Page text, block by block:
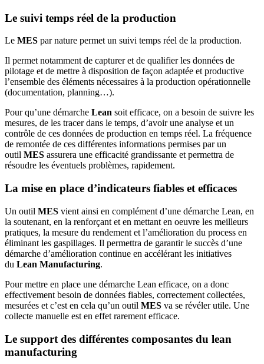
Le suivi temps réel de la production
Le MES par nature permet un suivi temps réel de la production.
Il permet notamment de capturer et de qualifier les données de
pilotage et de mettre à disposition de façon adaptée et productive
l’ensemble des éléments nécessaires à la production opérationnelle
(documentation, planning…).
Pour qu’une démarche Lean soit efficace, on a besoin de suivre les
mesures, de les tracer dans le temps, d’avoir une analyse et un
contrôle de ces données de production en temps réel. La fréquence
de remontée de ces différentes informations permises par un
outil MES assurera une efficacité grandissante et permettra de
résoudre les éventuels problèmes, rapidement.
La mise en place d’indicateurs fiables et efficaces
Un outil MES vient ainsi en complément d’une démarche Lean, en
la soutenant, en la renforçant et en mettant en oeuvre les meilleurs
pratiques, la mesure du rendement et l’amélioration du process en
éliminant les gaspillages. Il permettra de garantir le succès d’une
démarche d’amélioration continue en accélérant les initiatives
du Lean Manufacturing.
Pour mettre en place une démarche Lean efficace, on a donc
effectivement besoin de données fiables, correctement collectées,
mesurées et c’est en cela qu’un outil MES va se révéler utile. Une
collecte manuelle est en effet rarement efficace.
Le support des différentes composantes du lean
manufacturing